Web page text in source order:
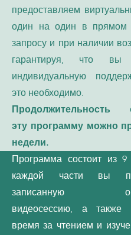
предоставляем
один на один в прямом
запросу и при наличии
гарантируя, что вы
индивидуальную
это необходимо.
Продолжительность
эту программу можно
недели.
Программа состоит из
каждой части вы
записанную
видеосессию, а также
время за чтением и